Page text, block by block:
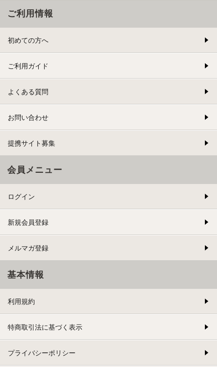
ご利用情報
初めての方へ
ご利用ガイド
よくある質問
お問い合わせ
提携サイト募集
会員メニュー
ログイン
新規会員登録
メルマガ登録
基本情報
利用規約
特商取引法に基づく表示
プライバシーポリシー